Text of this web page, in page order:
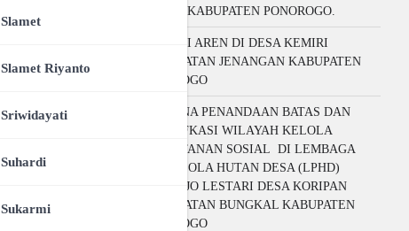
Slamet
Slamet Riyanto
Sriwidayati
Suhardi
Sukarmi
SAWOO KABUPATEN PONOROGO.
POTENSI AREN DI DESA KEMIRI
KECAMATAN JENANGAN KABUPATEN
PONOROGO
RENCANA PENANDAAN BATAS DAN
IDENTIFKASI WILAYAH KELOLA
PERHUTANAN SOSIAL DI LEMBAGA
PENGELOLA HUTAN DESA (LPHD)
WONO IJO LESTARI DESA KORIPAN
KECAMATAN BUNGKAL KABUPATEN
PONOROGO